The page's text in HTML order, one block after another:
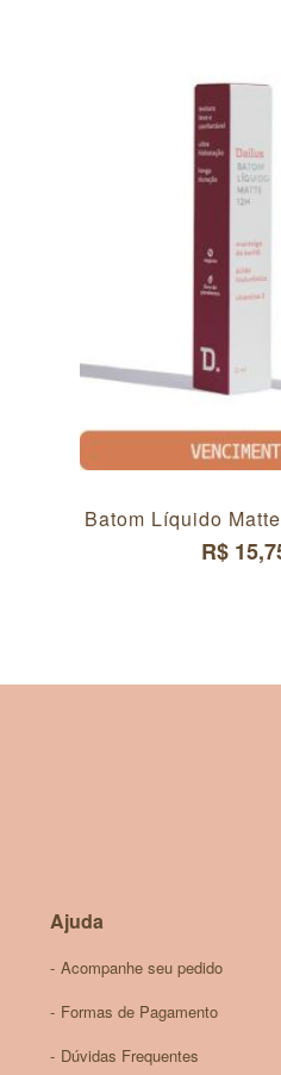
Batom Líquido
R$
Ajuda
Acompanhe seu pedido
Formas de Pagamento
Dúvidas Frequentes